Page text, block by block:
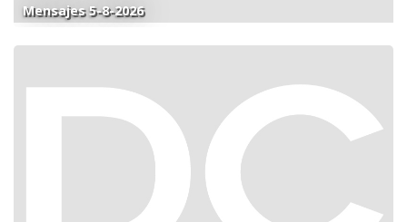
Mensajes 5-8-2026